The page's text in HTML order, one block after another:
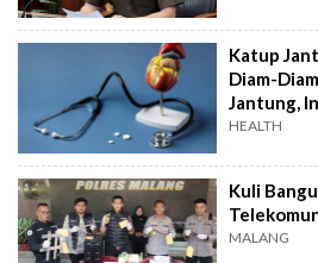
Katup
Diam-
Jantung,
HEALTH
Kuli
MALANG